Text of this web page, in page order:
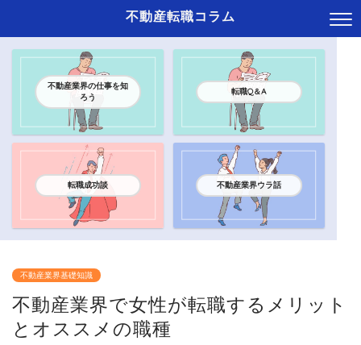
不動産転職コラム
不動産業界の仕事を知
ろう
転職Q＆A
転職成功談 不動産業界ウラ話
不動産業界基礎知識
不動産業界で女性が転職するメリット
とオススメの職種